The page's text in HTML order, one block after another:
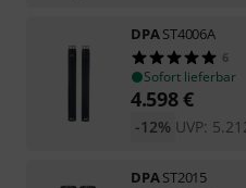
DPAST4006A
6
Sofort lieferbar
4.598€
UVP:
-12%
DPAST2015